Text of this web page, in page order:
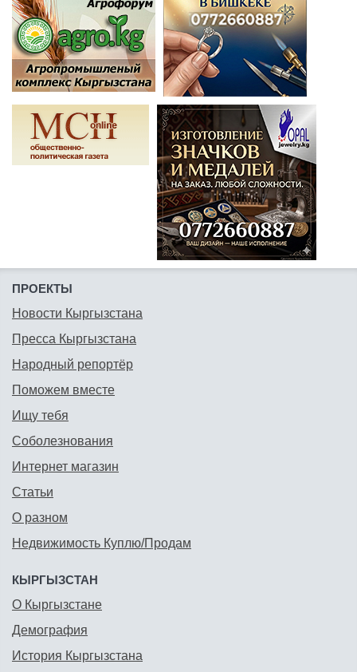
ПРОЕКТЫ
Новости Кыргызстана
Пресса Кыргызстана
Народный репортёр
Поможем вместе
Ищу тебя
Соболезнования
Интернет магазин
Статьи
О разном
Недвижимость Куплю/Продам
КЫРГЫЗСТАН
О Кыргызстане
Демография
История Кыргызстана